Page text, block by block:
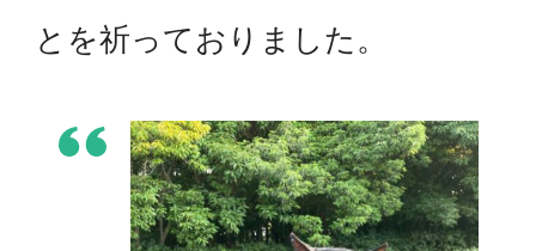
とを祈っておりました。